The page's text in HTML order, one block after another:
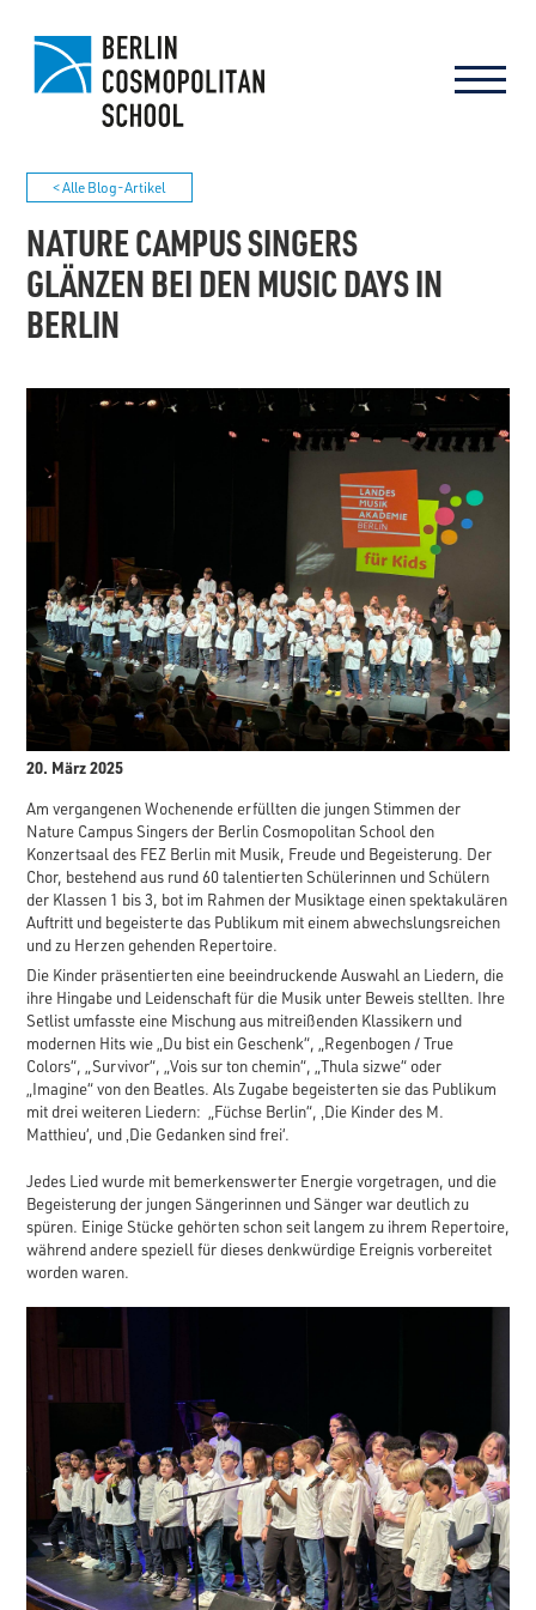
< Alle Blog-Artikel
NATURE CAMPUS SINGERS
GLÄNZEN BEI DEN MUSIC DAYS IN
BERLIN
20. März 2025
Am vergangenen Wochenende erfüllten die jungen Stimmen der
Nature Campus Singers der Berlin Cosmopolitan School den
Konzertsaal des FEZ Berlin mit Musik, Freude und Begeisterung. Der
Chor, bestehend aus rund 60 talentierten Schülerinnen und Schülern
der Klassen 1 bis 3, bot im Rahmen der Musiktage einen spektakulären
Auftritt und begeisterte das Publikum mit einem abwechslungsreichen
und zu Herzen gehenden Repertoire.
Die Kinder präsentierten eine beeindruckende Auswahl an Liedern, die
ihre Hingabe und Leidenschaft für die Musik unter Beweis stellten. Ihre
Setlist umfasste eine Mischung aus mitreißenden Klassikern und
modernen Hits wie „Du bist ein Geschenk“, „Regenbogen / True
Colors“, „Survivor“, „Vois sur ton chemin“, „Thula sizwe“ oder
„Imagine“ von den Beatles. Als Zugabe begeisterten sie das Publikum
mit drei weiteren Liedern: „Füchse Berlin“, ‚Die Kinder des M.
Matthieu‘, und ‚Die Gedanken sind frei‘.
Jedes Lied wurde mit bemerkenswerter Energie vorgetragen, und die
Begeisterung der jungen Sängerinnen und Sänger war deutlich zu
spüren. Einige Stücke gehörten schon seit langem zu ihrem Repertoire,
während andere speziell für dieses denkwürdige Ereignis vorbereitet
worden waren.